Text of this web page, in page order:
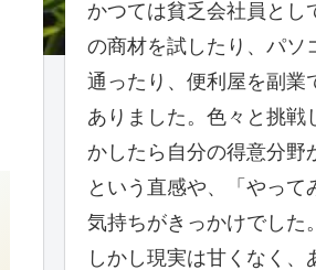
かつては貧乏会社員とし
の商材を試したり、パソ
通ったり、便利屋を副業
ありました。色々と挑戦
かしたら自分の得意分野
という直感や、「やって
気持ちがきっかけでした。
しかし現実は甘くなく、